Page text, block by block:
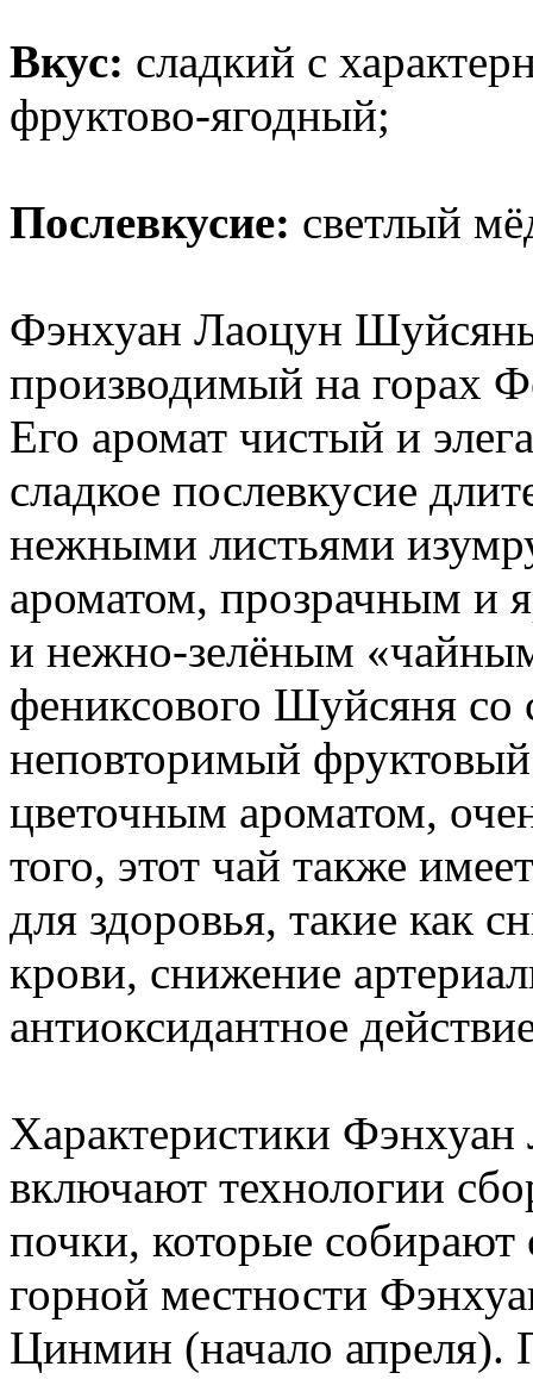
Вкус: сладкий с
фруктово-ягодный;
Послевкусие: светлый
Фэнхуан Лаоцун
производимый на горах
Его аромат чистый и
сладкое послевкусие
нежными листьями
ароматом, прозрачным и
и нежно-зелёным
фениксового Шуйсяня со
неповторимый
цветочным ароматом,
того, этот чай также
для здоровья, такие как
крови, снижение
антиоксидантное
Характеристики
включают технологии
почки, которые
горной местности
Цинмин (начало апреля).